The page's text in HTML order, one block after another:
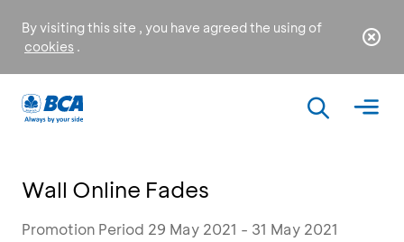
By visiting this site , you have agreed the using of
cookies .
Wall Online Fades
Promotion Period 29 May 2021 - 31 May 2021